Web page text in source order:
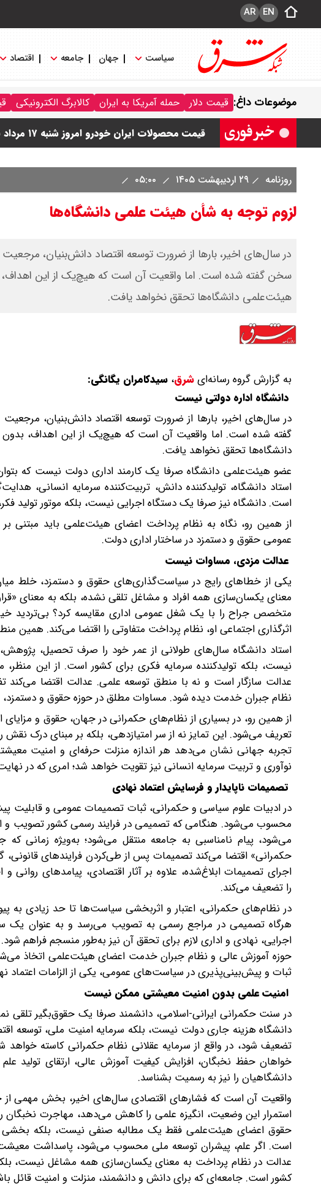
EN
AR
سیاست جهان جامعه اقتصاد
موضوعات داغ: قیمت دلار حمله آمریکا به ایران کالابرگ الکترونیکی
قیمت خودرو امروز شنبه ۱۷ مرداد ۱۴۰۵/ کاهش ۱۰۵ میلیون تومانی قیمت کوییک
قیمت محصولات سایپا امروز شنبه ۱۷ مرداد ۱۴۰۵ / قیمت اطلس چند؟ + جدول
قیمت محصولات ایران خودرو امروز شنبه ۱۷ مرداد ۱۴۰۵ / قیمت دنا چند ؟ + جدول
شاخص بورس امروز شنبه ۱۷ مرداد ۱۴۰۵ / شاخص افزایشی شد + تحلیل
روزنامه ۲۹ اردیبهشت ۱۴۰۵
لزوم توجه به شأن هیئت علمی دانشگاه‌ها
در سال‌های اخیر، بارها از ضرورت توسعه اقتصاد دانش‌بنیان،
سخن گفته شده است. اما واقعیت آن است که هیچ‌یک از این
هیئت‌علمی دانشگاه‌ها تحقق نخواهد یافت.
به گزارش گروه رسانه‌ایشرق، سید‌کامران یگانگی:
دانشگاه‌ اداره دولتی نیست
در سال‌های اخیر، بارها از ضرورت توسعه اقتصاد دانش‌بنیان،
گفته شده است. اما واقعیت آن است که هیچ‌یک از این اهداف،
دانشگاه‌ها تحقق نخواهد یافت.
عضو هیئت‌علمی دانشگاه صرفا یک کارمند اداری دولت نیست که
استاد دانشگاه، تولیدکننده دانش، تربیت‌کننده سرمایه انسانی،
است. دانشگاه نیز صرفا یک دستگاه اجرایی نیست، بلکه موتور تولید
از همین رو، نگاه به نظام پرداخت اعضای هیئت‌علمی باید مبتنی‌
عمومی حقوق و دستمزد در ساختار اداری دولت.
عدالت مزدی، مساوات نیست
یکی از خطاهای رایج در سیاست‌گذاری‌های حقوق و دستمزد، خلط
معنای یکسان‌سازی همه افراد و مشاغل تلقی نشده، بلکه به
متخصص جراح را با یک شغل عمومی اداری مقایسه کرد؟ بی‌تردید
اثرگذاری اجتماعی او، نظام پرداخت متفاوتی را اقتضا می‌کند. همین
استاد دانشگاه سال‌های طولانی از عمر خود را صرف تحصیل،
نیست، بلکه تولیدکننده سرمایه فکری برای کشور است. از این
عدالت سازگار است و نه با منطق توسعه علمی. عدالت اقتضا
نظام جبران خدمت دیده شود. مساوات مطلق در حوزه حقوق و دستمزد،
از همین رو، در بسیاری از نظام‌های حکمرانی در جهان، حقوق و
تعریف می‌شود. این تمایز نه از سر امتیازدهی، بلکه بر مبنای درک
تجربه جهانی نشان می‌دهد‌ هر اندازه منزلت حرفه‌ای و امنیت
نوآوری و تربیت سرمایه انسانی نیز تقویت خواهد شد؛ امری که در
تصمیمات ناپایدار و فرسایش اعتماد نهادی
در ادبیات علوم سیاسی و حکمرانی، ثبات تصمیمات عمومی و قابلیت
محسوب می‌شود. هنگامی که تصمیمی در فرایند رسمی کشور تصویب و
می‌شود، پیام نامناسبی به جامعه منتقل می‌شود؛ به‌ویژه زمانی
حکمرانی» اقتضا می‌کند تصمیمات پس از طی‌کردن فرایندهای
اجرای تصمیمات ابلاغ‌شده، علاوه بر آثار اقتصادی، پیامدهای
را تضعیف می‌کند.
در نظام‌های حکمرانی، اعتبار و اثربخشی سیاست‌ها تا حد زیادی به
هرگاه تصمیمی در مراجع رسمی به تصویب می‌رسد و به‌ عنوان یک
اجرایی، نهادی و اداری لازم برای تحقق آن نیز به‌طور منسجم فراهم
حوزه آموزش عالی و نظام جبران خدمت اعضای هیئت‌علمی اتخاذ
ثبات و پیش‌بینی‌پذیری در سیاست‌های عمومی، یکی از الزامات اعتماد
امنیت علمی بدون امنیت معیشتی ممکن نیست
در سنت حکمرانی ایرانی-اسلامی، دانشمند صرفا یک حقوق‌بگیر تلقی
دانشگاه هزینه جاری دولت نیست، بلکه سرمایه امنیت ملی، توسعه
تضعیف شود، در واقع از سرمایه عقلانی نظام حکمرانی کاسته
خواهان حفظ نخبگان، افزایش کیفیت آموزش عالی، ارتقای تولید
دانشگاهیان را نیز به رسمیت بشناسد.
واقعیت آن است که فشارهای اقتصادی سال‌های اخیر، بخش مهمی
استمرار این وضعیت، انگیزه علمی را کاهش می‌دهد، مهاجرت نخبگان
حقوق اعضای هیئت‌علمی‌ فقط یک مطالبه صنفی نیست، بلکه بخشی
است. اگر علم، پیشران توسعه ملی محسوب می‌شود، پاسداشت
عدالت در نظام پرداخت به معنای یکسان‌سازی همه مشاغل نیست،
کشور است. جامعه‌ای که برای دانش و دانشمند، منزلت و امنیت قائل